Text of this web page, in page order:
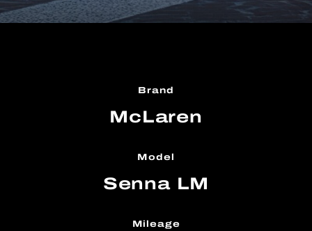
Brand
McLaren
Model
Senna LM
Mileage